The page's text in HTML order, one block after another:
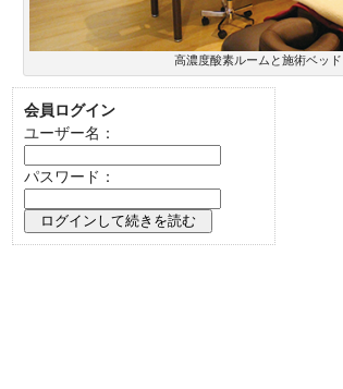
高濃度酸素ルームと施術ベッド
会員ログイン
ユーザー名：
パスワード：